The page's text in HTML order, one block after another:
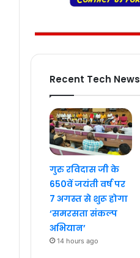
Recent Tech News
गुरु रविदास जी के
650वें जयंती वर्ष पर
7 अगस्त से शुरू होगा
‘समरसता संकल्प
अभियान’
14 hours ago